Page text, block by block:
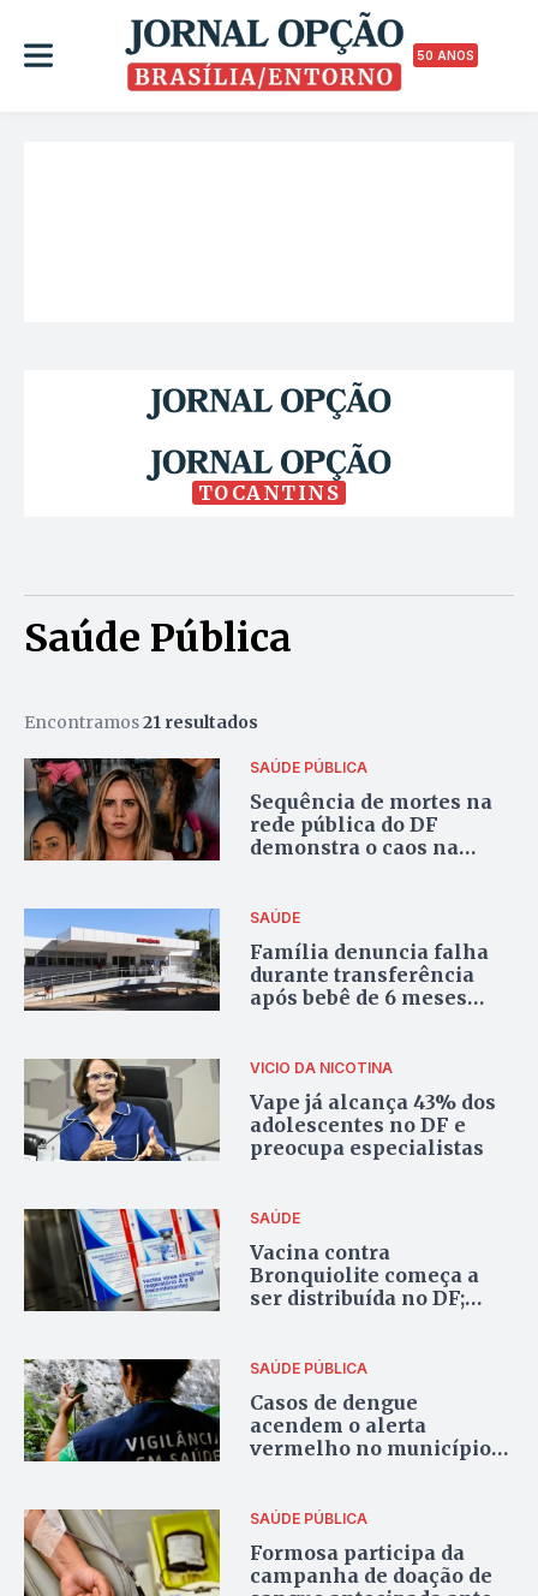
50 ANOS
TOCANTINS
Saúde Pública
Encontramos21 resultados
SAÚDE PÚBLICA
Sequência de mortes na
rede pública do DF
demonstra o caos na
SAÚDE
Família denuncia falha
durante transferência
após bebê de 6 meses
VICIO DA NICOTINA
Vape já alcança 43% dos
adolescentes no DF e
preocupa especialistas
SAÚDE
Vacina contra
Bronquiolite começa a
ser distribuída no DF;
SAÚDE PÚBLICA
Casos de dengue
acendem o alerta
vermelho no município
SAÚDE PÚBLICA
Formosa participa da
campanha de doação de